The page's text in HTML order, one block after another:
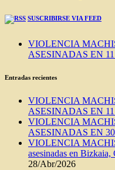
SUSCRIBIRSE VIA FEED
VIOLENCIA
ASESINADAS EN
Entradas recientes
VIOLENCIA
ASESINADAS EN
VIOLENCIA
ASESINADAS EN
VIOLENCIA
asesinadas en
28/Abr/2026